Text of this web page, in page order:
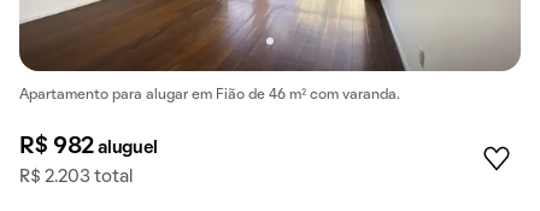
Apartamento para alugar em Fião de 46 m² com varanda.
R$ 982aluguel
R$ 2.203 total